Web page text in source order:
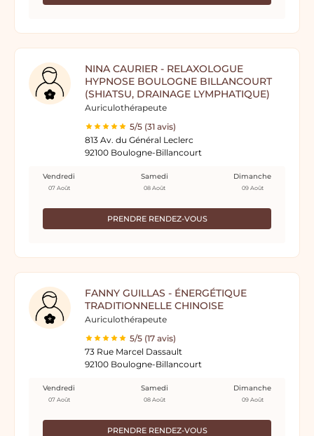
NINA CAURIER - RELAXOLOGUE
HYPNOSE BOULOGNE BILLANCOURT
(SHIATSU, DRAINAGE LYMPHATIQUE)
Auriculothérapeute
5/5 (31 avis)
813 Av. du Général Leclerc
92100 Boulogne-Billancourt
PRENDRE RENDEZ-VOUS
Vendredi
07 Août
Samedi
08 Août
Dimanche
09 Août
FANNY GUILLAS - ÉNERGÉTIQUE
TRADITIONNELLE CHINOISE
Auriculothérapeute
5/5 (17 avis)
73 Rue Marcel Dassault
92100 Boulogne-Billancourt
PRENDRE RENDEZ-VOUS
Vendredi
07 Août
Samedi
08 Août
Dimanche
09 Août